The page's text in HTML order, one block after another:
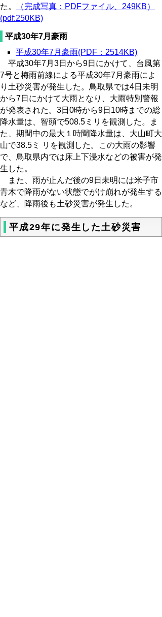
た。
（完成写真：PDFファイル、249KB）
(pdf:250KB)
平成30年7月豪雨
平成30年7月豪雨(PDF：2514KB)
平成30年7月3日から9日にかけて、台風第
7号と梅雨前線による平成30年7月豪雨によ
り土砂災害が発生した。鳥取県では4日未明
から7日にかけて大雨となり、大雨特別警報
が発表された。3日0時から9日10時までの総
降水量は、智頭で508.5ミリを観測した。ま
た、期間中の最大１時間降水量は、大山町大
山で38.5ミ リを観測した。この大雨の影響
で、鳥取県内では床上下浸水などの被害が発
生した。
また、雨が止んだ後の9日未明には米子市
青木で降雨がない状態でがけ崩れが発生する
など、降雨後も土砂災害が発生した。
平成29年に発生した土砂災害